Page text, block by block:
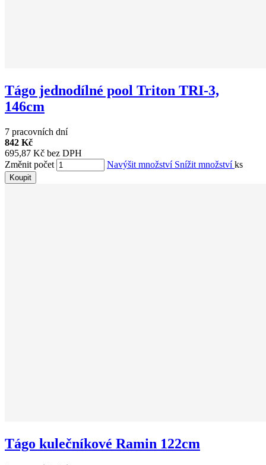
Tágo jednodílné pool Triton TRI-3,
146cm
7 pracovních dní
842 Kč
695,87 Kč bez DPH
Změnit počet
Navýšit množství Snížit množstvíks
Koupit
Tágo kulečníkové Ramin 122cm